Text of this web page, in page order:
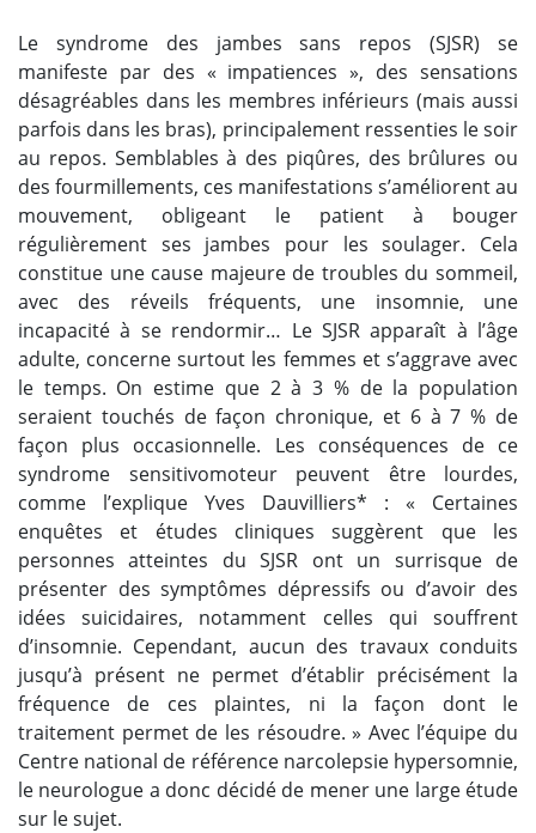
Le syndrome des jambes sans repos (SJSR) se
manifeste par des « impatiences », des sensations
désagréables dans les membres inférieurs (mais aussi
parfois dans les bras), principalement ressenties le soir
au repos. Semblables à des piqûres, des brûlures ou
des fourmillements, ces manifestations s’améliorent au
mouvement, obligeant le patient à bouger
régulièrement ses jambes pour les soulager. Cela
constitue une cause majeure de troubles du sommeil,
avec des réveils fréquents, une insomnie, une
incapacité à se rendormir… Le SJSR apparaît à l’âge
adulte, concerne surtout les femmes et s’aggrave avec
le temps. On estime que 2 à 3 % de la population
seraient touchés de façon chronique, et 6 à 7 % de
façon plus occasionnelle. Les conséquences de ce
syndrome sensitivomoteur peuvent être lourdes,
comme l’explique Yves Dauvilliers* : « Certaines
enquêtes et études cliniques suggèrent que les
personnes atteintes du SJSR ont un surrisque de
présenter des symptômes dépressifs ou d’avoir des
idées suicidaires, notamment celles qui souffrent
d’insomnie. Cependant, aucun des travaux conduits
jusqu’à présent ne permet d’établir précisément la
fréquence de ces plaintes, ni la façon dont le
traitement permet de les résoudre. » Avec l’équipe du
Centre national de référence narcolepsie hypersomnie,
le neurologue a donc décidé de mener une large étude
sur le sujet.